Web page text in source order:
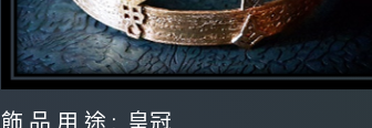
飾 品 用 途 : 皇冠